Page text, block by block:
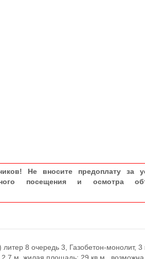
Не вносите предоплату за
посещения и осмотра
8 очередь 3, Газобетон-монолит, 3